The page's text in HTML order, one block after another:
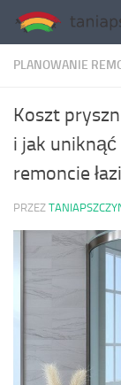
Skip to content
PLANOWANIE
Koszt
i jak
remoncie
PRZEZ